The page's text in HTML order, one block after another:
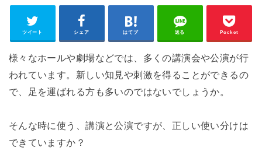
ツイート シェア はてブ 送る Pocket
様々なホールや劇場などでは、多くの講演会や公演が行
われています。新しい知見や刺激を得ることができるの
で、足を運ばれる方も多いのではないでしょうか。
そんな時に使う、講演と公演ですが、正しい使い分けは
できていますか？